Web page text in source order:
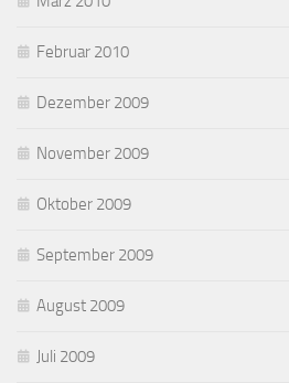
Februar 2010
Dezember 2009
November 2009
Oktober 2009
September 2009
August 2009
Juli 2009